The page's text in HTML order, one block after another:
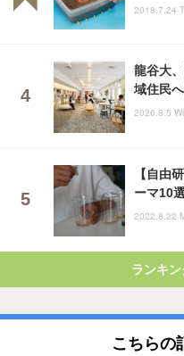
2018.7.24
龍谷大
域住民
2026.8.5
【自由
ーマ10
2022.8.22
ランキ
こちらの